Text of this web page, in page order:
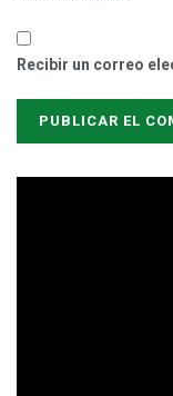
Recibir un correo